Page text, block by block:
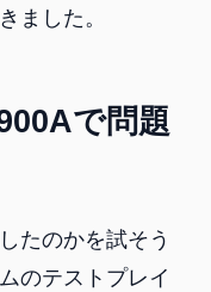
ました。
で問題
たのかを試そう
のテストプレイ